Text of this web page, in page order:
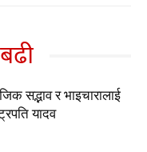
सद्भाव र भाइचारालाई
यादव